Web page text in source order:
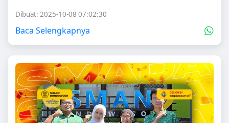
Dibuat: 2025-10-08 07:02:30
Baca Selengkapnya